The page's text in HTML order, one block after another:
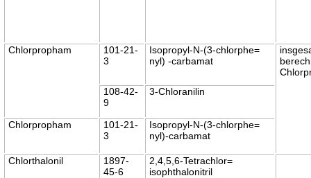
Chlorpropham
101-21-
3
Isopropyl-N-(3-chlorphe=
nyl) -carbamat
108-42-
9
3-Chloranilin
Chlorpropham
101-21-
3
Isopropyl-N-(3-chlorphe=
nyl)-carbamat
Chlorthalonil
1897-
45-6
2,4,5,6-Tetrachlor=
isophthalonitril